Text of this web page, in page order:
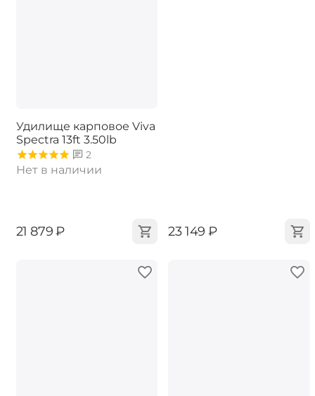
Удилище карповое Viva
Spectra 13ft 3.50lb
2
Нет в наличии
‍21 879‍₽ ‍23 149‍ ₽